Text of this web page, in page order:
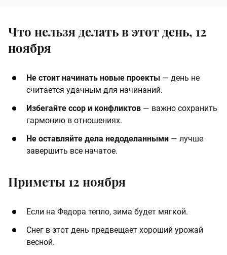
Что нельзя делать в этот день, 12
ноября
Не стоит начинать новые проекты — день не
считается удачным для начинаний.
Избегайте ссор и конфликтов — важно сохранить
гармонию в отношениях.
Не оставляйте дела недоделанными — лучше
завершить все начатое.
Приметы 12 ноября
Если на Федора тепло, зима будет мягкой.
Снег в этот день предвещает хороший урожай
весной.